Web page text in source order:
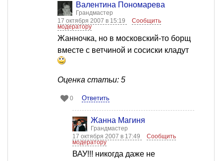
Валентина Пономарева
Грандмастер
17 октября 2007 в 15:19
Сообщить
модератору
Жанночка, но в московский-то борщ
вместе с ветчиной и сосиски кладут
Оценка статьи: 5
0 Ответить
Жанна Магиня
Грандмастер
17 октября 2007 в 17:49
Сообщить
модератору
ВАУ!!! никогда даже не